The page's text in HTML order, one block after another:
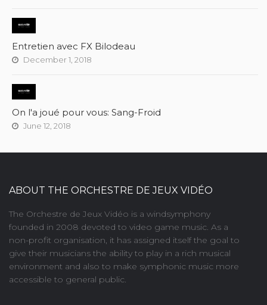
Entretien avec FX Bilodeau
December 1, 2018
On l'a joué pour vous: Sang-Froid
June 12, 2018
ABOUT THE ORCHESTRE DE JEUX VIDÉO
The Orchestre de Jeux Vidéo is a windsymphony
founded in 2008 devoted to video game music. As a
non-profit organisation, it has assigned itself the goal to
give their musicians the ability to play in a rich musical
environment and also to make symphonic music more
accessible to general public.